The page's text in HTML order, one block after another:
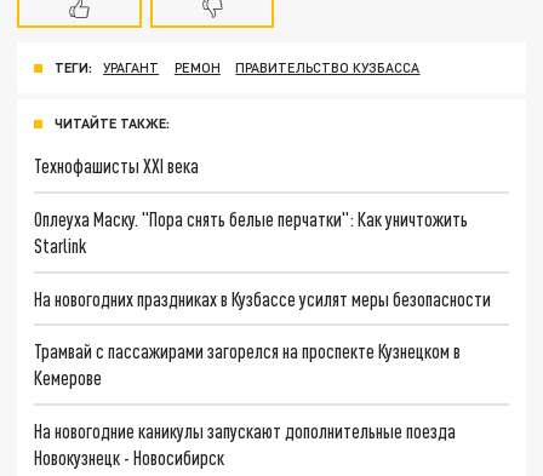
ТЕГИ: УРАГАНТ РЕМОН ПРАВИТЕЛЬСТВО КУЗБАССА
ЧИТАЙТЕ ТАКЖЕ:
Технофашисты XXI века
Оплеуха Маску. "Пора снять белые перчатки": Как уничтожить
Starlink
На новогодних праздниках в Кузбассе усилят меры безопасности
Трамвай с пассажирами загорелся на проспекте Кузнецком в
Кемерове
На новогодние каникулы запускают дополнительные поезда
Новокузнецк - Новосибирск